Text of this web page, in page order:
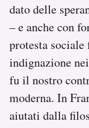
dato delle
– e anche con
protesta
indignazione
fu il nostro
moderna. In
aiutati dalla